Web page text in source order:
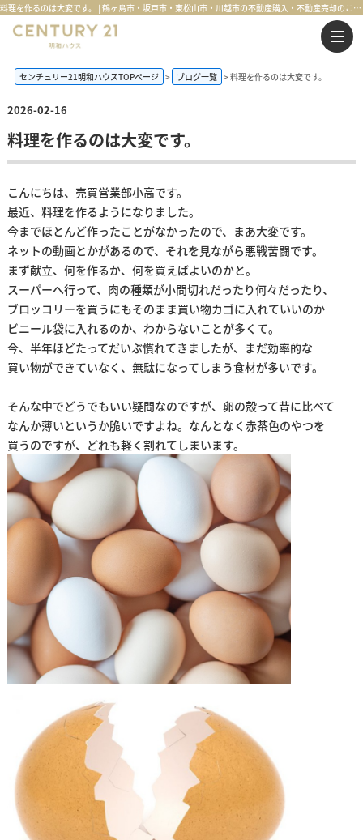
料理を作るのは大変です。 | 鶴ヶ島市・坂戸市・東松山市・川越市の不動産購入・不動産売却のことならセンチュリー21明和ハウス
センチュリー21明和ハウスTOPページ ブログ一覧 料理を作るのは大変です。
2026-02-16
料理を作るのは大変です。
こんにちは、売買営業部小高です。
最近、料理を作るようになりました。
今までほとんど作ったことがなかったので、まあ大変です。
ネットの動画とかがあるので、それを見ながら悪戦苦闘です。
まず献立、何を作るか、何を買えばよいのかと。
スーパーへ行って、肉の種類が小間切れだったり何々だったり、
ブロッコリーを買うにもそのまま買い物カゴに入れていいのか
ビニール袋に入れるのか、わからないことが多くて。
今、半年ほどたってだいぶ慣れてきましたが、まだ効率的な
買い物ができていなく、無駄になってしまう食材が多いです。
そんな中でどうでもいい疑問なのですが、卵の殻って昔に比べて
なんか薄いというか脆いですよね。なんとなく赤茶色のやつを
買うのですが、どれも軽く割れてしまいます。